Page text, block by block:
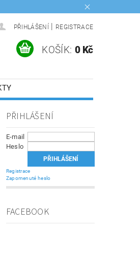
PŘIHLÁŠENÍ REGISTRACE
KOŠÍK: 0 Kč
PŘIHLÁŠENÍ
E-mail
Heslo
Registrace
Zapomenuté heslo
FACEBOOK